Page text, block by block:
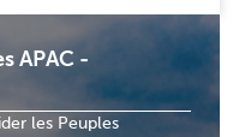
APAC -
les Peuples